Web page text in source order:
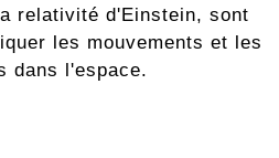
relativité d'Einstein, sont
les mouvements et les
dans l'espace.